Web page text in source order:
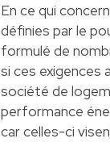
En ce qui
définies par le
formulé de
si ces exigences
société de
performance
car celles-ci